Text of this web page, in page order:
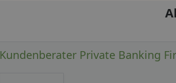
Kundenberater Private Banking